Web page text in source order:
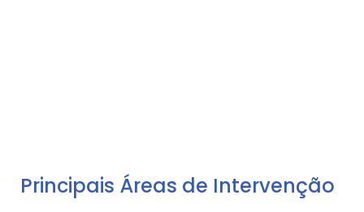
Principais Áreas de Intervenção